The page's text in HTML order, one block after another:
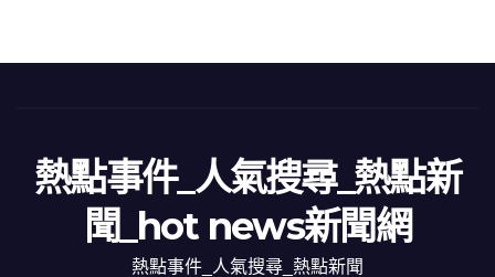
熱點事件_人氣搜尋_熱點新
聞_hot news新聞網
熱點事件_人氣搜尋_熱點新聞